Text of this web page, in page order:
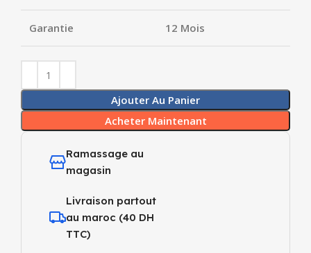
Garantie 12 Mois
Ajouter Au Panier
Acheter Maintenant
Ramassage au
magasin
Livraison partout
au maroc (40 DH
TTC)